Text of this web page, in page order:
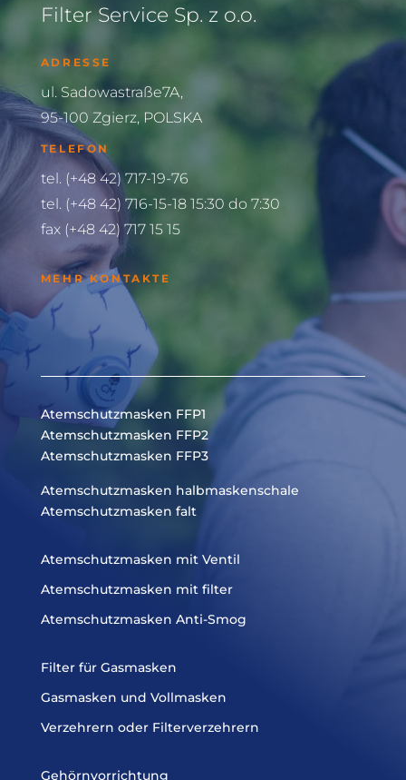
Filter Service Sp. z o.o.
ADRESSE
ul. Sadowastraße7A,
95-100 Zgierz, POLSKA
TELEFON
tel. (+48 42) 717-19-76
tel. (+48 42) 716-15-18 15:30 do 7:30
fax (+48 42) 717 15 15
MEHR KONTAKTE
Atemschutzmasken FFP1
Atemschutzmasken FFP2
Atemschutzmasken FFP3
Atemschutzmasken halbmaskenschale
Atemschutzmasken falt
Atemschutzmasken mit Ventil
Atemschutzmasken mit filter
Atemschutzmasken Anti-Smog
Filter für Gasmasken
Gasmasken und Vollmasken
Verzehrern oder Filterverzehrern
Gehörnvorrichtung